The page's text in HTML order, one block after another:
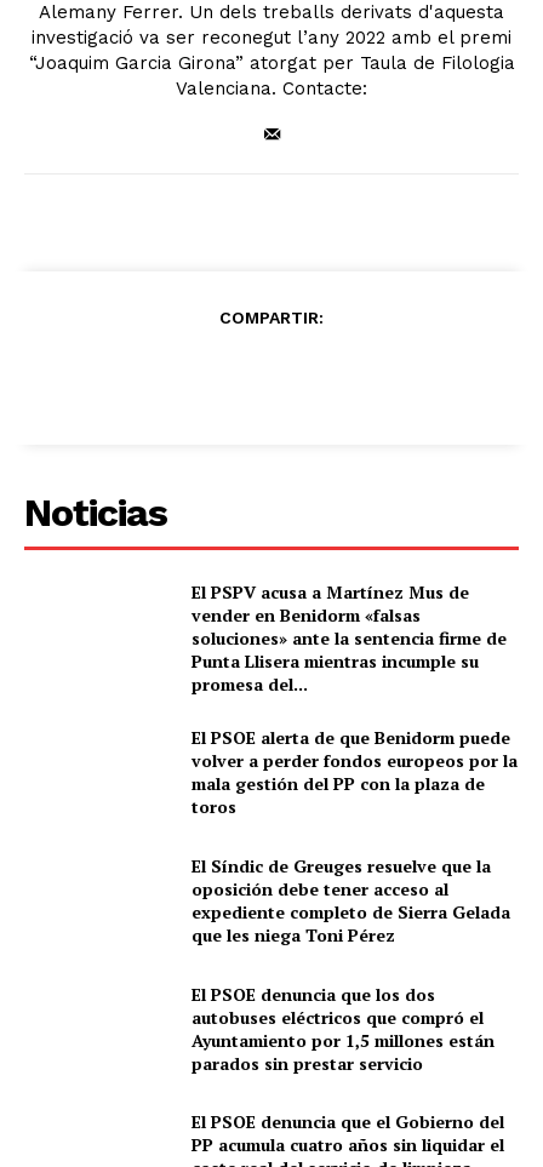
Alemany Ferrer. Un dels treballs derivats d'aquesta
investigació va ser reconegut l’any 2022 amb el premi
“Joaquim Garcia Girona” atorgat per Taula de Filologia
Valenciana. Contacte:
COMPARTIR:
Noticias
El PSPV acusa a Martínez Mus de
vender en Benidorm «falsas
soluciones» ante la sentencia firme de
Punta Llisera mientras incumple su
promesa del...
El PSOE alerta de que Benidorm puede
volver a perder fondos europeos por la
mala gestión del PP con la plaza de
toros
El Síndic de Greuges resuelve que la
oposición debe tener acceso al
expediente completo de Sierra Gelada
que les niega Toni Pérez
El PSOE denuncia que los dos
autobuses eléctricos que compró el
Ayuntamiento por 1,5 millones están
parados sin prestar servicio
El PSOE denuncia que el Gobierno del
PP acumula cuatro años sin liquidar el